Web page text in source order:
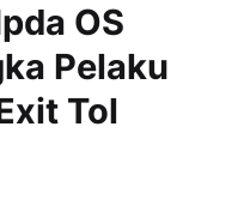
OS
Pelaku
Tol